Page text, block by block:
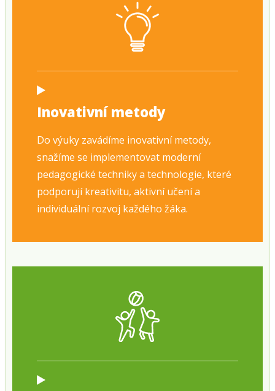
Inovativní metody
Do výuky zavádíme inovativní metody,
snažíme se implementovat moderní
pedagogické techniky a technologie, které
podporují kreativitu, aktivní učení a
individuální rozvoj každého žáka.